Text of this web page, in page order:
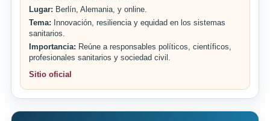
Lugar: Berlín, Alemania, y online.
Tema: Innovación, resiliencia y equidad en los sistemas
sanitarios.
Importancia: Reúne a responsables políticos, científicos,
profesionales sanitarios y sociedad civil.
Sitio oficial